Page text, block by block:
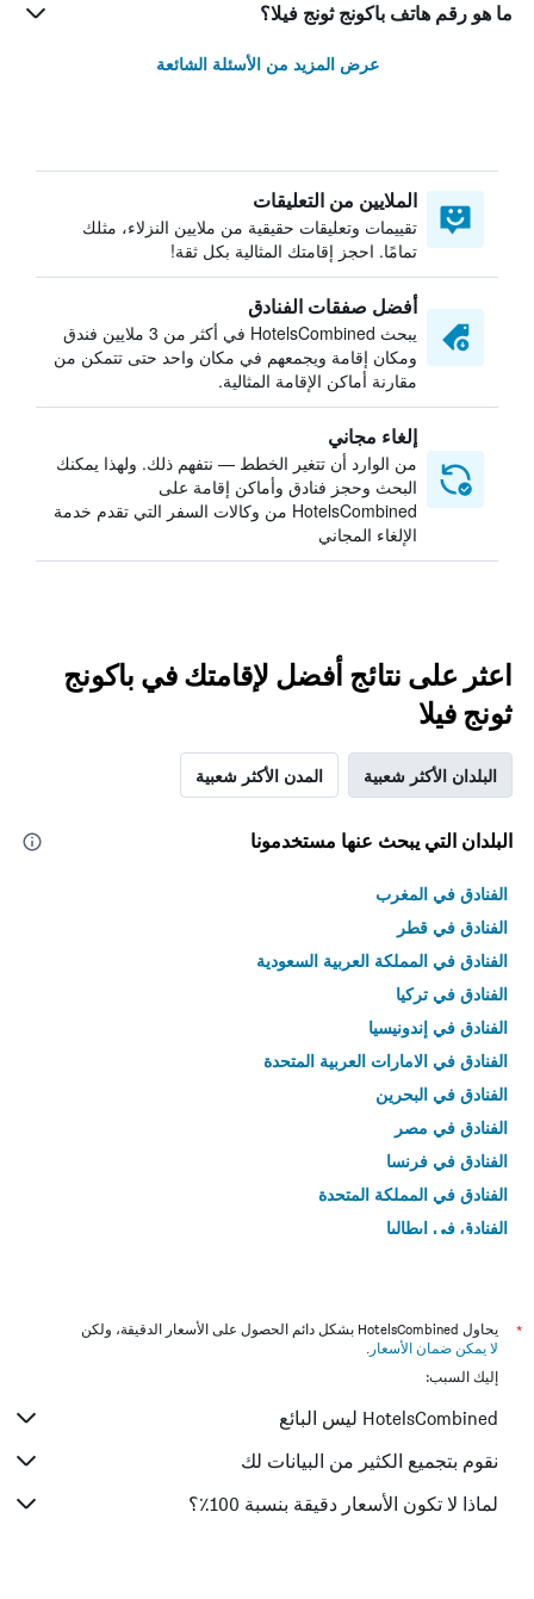
ما هو رقم هاتف باكونج ثونج فيلا؟
عرض المزيد من الأسئلة الشائعة
الملايين من التعليقات
تقييمات وتعليقات حقيقية من ملايين النزلاء، مثلك
تمامًا. احجز إقامتك المثالية بكل ثقة!
أفضل صفقات الفنادق
يبحث HotelsCombined في أكثر من 3 ملايين فندق
ومكان إقامة ويجمعهم في مكان واحد حتى تتمكن من
مقارنة أماكن الإقامة المثالية.
إلغاء مجاني
من الوارد أن تتغير الخطط — نتفهم ذلك. ولهذا يمكنك
البحث وحجز فنادق وأماكن إقامة على
HotelsCombined من وكالات السفر التي تقدم خدمة
الإلغاء المجاني
اعثر على نتائج أفضل لإقامتك في باكونج
ثونج فيلا
البلدان الأكثر شعبية المدن الأكثر شعبية
البلدان التي يبحث عنها مستخدمونا
الفنادق في المغرب
الفنادق في قطر
الفنادق في المملكة العربية السعودية
الفنادق في تركيا
الفنادق في إندونيسيا
الفنادق في الامارات العربية المتحدة
الفنادق في البحرين
الفنادق في مصر
الفنادق في فرنسا
الفنادق في المملكة المتحدة
الفنادق في إيطاليا
*
يحاول HotelsCombined بشكل دائم الحصول على الأسعار الدقيقة، ولكن
لا يمكن ضمان الأسعار .
إليك السبب:
HotelsCombined ليس البائع
نقوم بتجميع الكثير من البيانات لك
لماذا لا تكون الأسعار دقيقة بنسبة 100٪؟